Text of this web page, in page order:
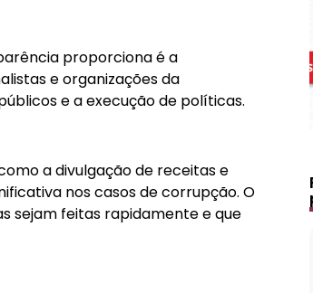
proporciona é a
e organizações da
e a execução de políticas.
a divulgação de receitas e
nos casos de corrupção. O
sejam feitas rapidamente e que